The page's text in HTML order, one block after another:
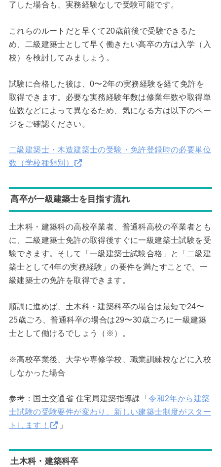
了した場合も、実務経験なしで受験可能です。
これらのルートだと早くて20歳前後で受験できるた
め、二級建築士として早く働きたい高卒の方は入学（入
校）を検討してみましょう。
試験に合格した後は、0〜2年の実務経験を経て免許を
取得できます。必要な実務経験年数は修業年数や取得単
位数などによって異なるため、気になる方は以下のペー
ジをご確認ください。
二級建築士・木造建築士の受験・免許登録時の必要単位
数（学校種類別）
高卒が一級建築士を目指す流れ
土木科・建築科の高校卒業者、普通科高校の卒業者とも
に、二級建築士免許の取得後すぐに一級建築士試験を受
験できます。そして「一級建築士試験合格」と「二級建
築士として4年の実務経験」の要件を満たすことで、一
級建築士の免許を取得できます。
順調に進めば、土木科・建築科卒の場合は最短で24〜
25歳ごろ、普通科卒の場合は29〜30歳ごろに一級建築
士として働けるでしょう（※）。
※高校卒業後、大学や専修学校、職業訓練校などに入校
しなかった場合
参考：国土交通省 住宅局建築指導課「令和2年から建築
士試験の受験要件が変わり、新しい建築士制度がスター
トします！
」
土木科・建築科卒